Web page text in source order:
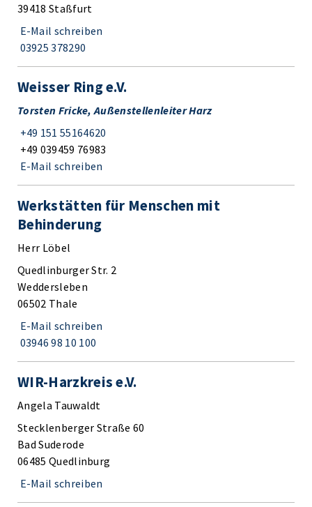
39418 Staßfurt
E-Mail schreiben
03925 378290
Weisser Ring e.V.
Torsten Fricke, Außenstellenleiter Harz
+49 151 55164620
+49 039459 76983
E-Mail schreiben
Werkstätten für Menschen mit
Behinderung
Herr Löbel
Quedlinburger Str. 2
Weddersleben
06502 Thale
E-Mail schreiben
03946 98 10 100
WIR-Harzkreis e.V.
Angela Tauwaldt
Stecklenberger Straße 60
Bad Suderode
06485 Quedlinburg
E-Mail schreiben